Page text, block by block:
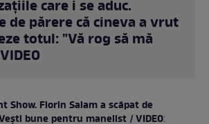
care i se aduc.
de părere că cineva a vrut
totul: "Vă rog să mă
Show. Florin Salam a scăpat de
bune pentru manelist / VIDEO: